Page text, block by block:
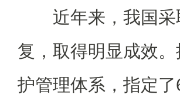
近年来，我国
复，取得明显成效
护管理体系，指定